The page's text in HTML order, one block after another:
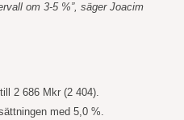
om 3-5 %”, säger Joacim
2 686 Mkr (2 404).
med 5,0 %.